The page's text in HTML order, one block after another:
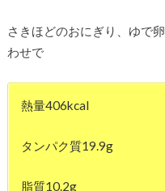
さきほどのおにぎり、ゆで
わせで
熱量406kcal
タンパク質19.9g
脂質10.2g